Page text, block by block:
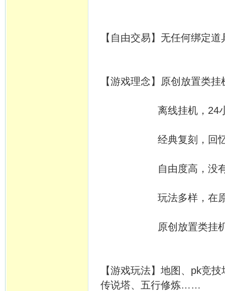
【自由交易】无任何绑定
【游戏理念】原创放置类
离线挂机，24小时开
经典复刻，回忆当年
自由度高，没有定时
玩法多样，在原有基
原创放置类挂机游戏
【游戏玩法】地图、pk竞
传说塔、五行修炼……